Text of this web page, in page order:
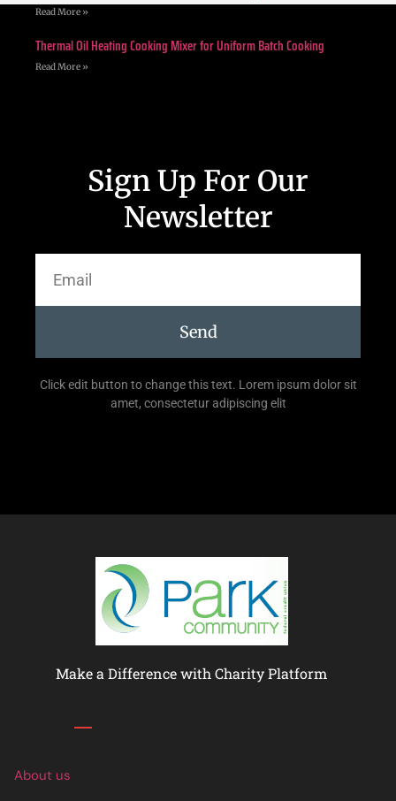
Read More »
Thermal Oil Heating Cooking Mixer for Uniform Batch Cooking
Read More »
Sign Up For Our
Newsletter
Send
Click edit button to change this text. Lorem ipsum dolor sit
amet, consectetur adipiscing elit
Make a Difference with Charity Platform
About us